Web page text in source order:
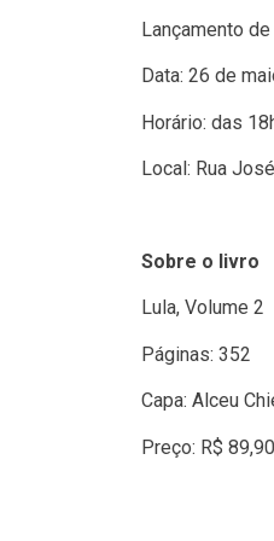
Lançamento
Data: 26 de
Horário: das
Local: Rua
Sobre o livro
Lula, Volume 2
Páginas: 352
Capa: Alceu
Preço: R$